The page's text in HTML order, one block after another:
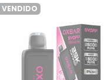
VENDIDO